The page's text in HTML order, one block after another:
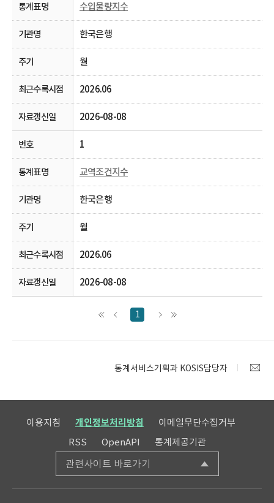
수입물량지수
한국은행
월
2026.06
2026-08-08
1
교역조건지수
한국은행
월
2026.06
2026-08-08
1
통계서비스기획과 KOSIS담당자
이용지침 개인정보처리방침
이메일무단수집거부
RSS
OpenAPI 통계제공기관
관련사이트 바로가기